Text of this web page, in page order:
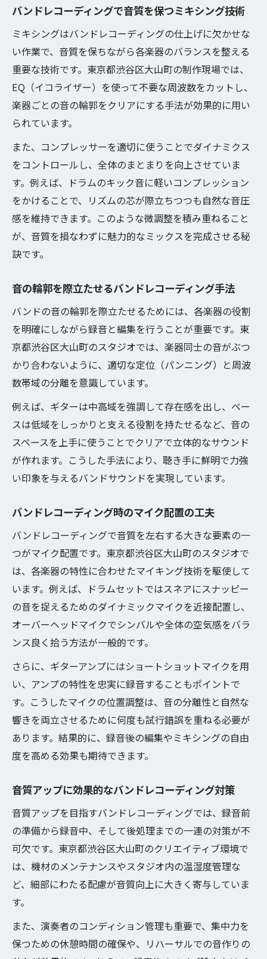
バンドレコーディングで音質を保つミキシング技術
ミキシングはバンドレコーディングの仕上げに欠かせな
い作業で、音質を保ちながら各楽器のバランスを整える
重要な技術です。東京都渋谷区大山町の制作現場では、
EQ（イコライザー）を使って不要な周波数をカットし、
楽器ごとの音の輪郭をクリアにする手法が効果的に用い
られています。
また、コンプレッサーを適切に使うことでダイナミクス
をコントロールし、全体のまとまりを向上させていま
す。例えば、ドラムのキック音に軽いコンプレッション
をかけることで、リズムの芯が際立ちつつも自然な音圧
感を維持できます。このような微調整を積み重ねること
が、音質を損なわずに魅力的なミックスを完成させる秘
訣です。
音の輪郭を際立たせるバンドレコーディング手法
バンドの音の輪郭を際立たせるためには、各楽器の役割
を明確にしながら録音と編集を行うことが重要です。東
京都渋谷区大山町のスタジオでは、楽器同士の音がぶつ
かり合わないように、適切な定位（パンニング）と周波
数帯域の分離を意識しています。
例えば、ギターは中高域を強調して存在感を出し、ベー
スは低域をしっかりと支える役割を持たせるなど、音の
スペースを上手に使うことでクリアで立体的なサウンド
が作れます。こうした手法により、聴き手に鮮明で力強
い印象を与えるバンドサウンドを実現しています。
バンドレコーディング時のマイク配置の工夫
バンドレコーディングで音質を左右する大きな要素の一
つがマイク配置です。東京都渋谷区大山町のスタジオで
は、各楽器の特性に合わせたマイキング技術を駆使して
います。例えば、ドラムセットではスネアにスナッピー
の音を捉えるためのダイナミックマイクを近接配置し、
オーバーヘッドマイクでシンバルや全体の空気感をバラ
ンス良く拾う方法が一般的です。
さらに、ギターアンプにはショートショットマイクを用
い、アンプの特性を忠実に録音することもポイントで
す。こうしたマイクの位置調整は、音の分離性と自然な
響きを両立させるために何度も試行錯誤を重ねる必要が
あります。結果的に、録音後の編集やミキシングの自由
度を高める効果も期待できます。
音質アップに効果的なバンドレコーディング対策
音質アップを目指すバンドレコーディングでは、録音前
の準備から録音中、そして後処理までの一連の対策が不
可欠です。東京都渋谷区大山町のクリエイティブ環境で
は、機材のメンテナンスやスタジオ内の温湿度管理な
ど、細部にわたる配慮が音質向上に大きく寄与していま
す。
また、演奏者のコンディション管理も重要で、集中力を
保つための休憩時間の確保や、リハーサルでの音作りの